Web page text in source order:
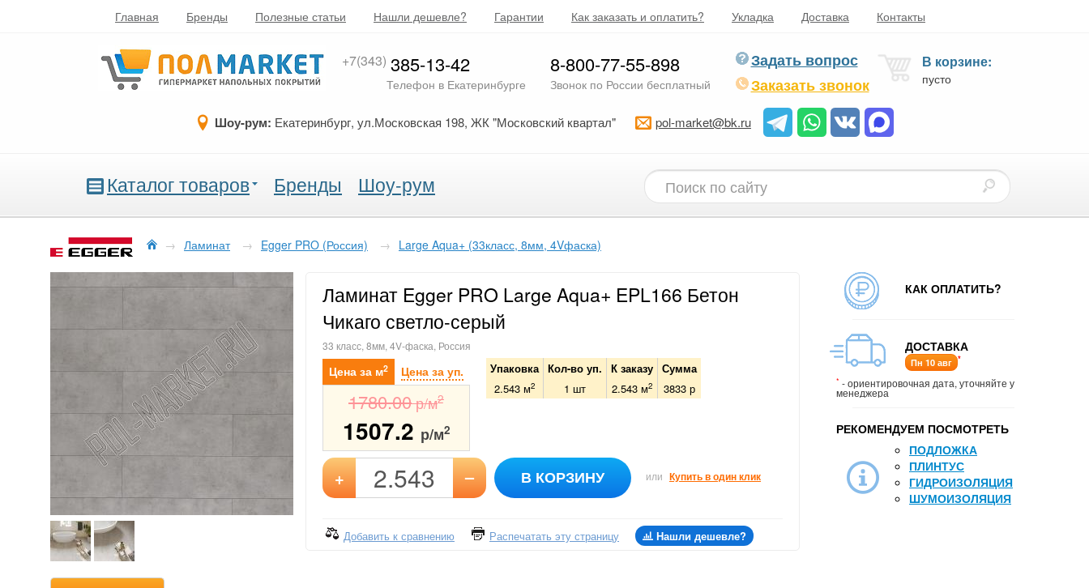
Главная Бренды Полезные статьи Нашли дешевле? Гарантии Как заказать и оплатить? Укладка Доставка Контакты
+7(343) 385-13-42
Телефон в Екатеринбурге
8-800-77-55-898
Звонок по России бесплатный
Задать вопрос
Заказать звонок
В корзине:
пусто
Шоу-рум: Екатеринбург, ул.Московская 198, ЖК "Московский квартал" pol-market@bk.ru
Каталог товаров Бренды Шоу-рум
→ Ламинат → Egger PRO (Россия) → Large Aqua+ (33класс, 8мм, 4Vфаска)
Ламинат Egger PRO Large Aqua+ EPL166 Бетон
Чикаго светло-серый
33 класс, 8мм, 4V-фаска, Россия
Цена за м2 Цена за уп.
1780.00р/м2
1507.2 р/м2
Упаковка Кол-во уп. К заказу Сумма
2.543 м2 1 шт 2.543 м2 3833 р
+ – В КОРЗИНУ или Купить в один клик
Добавить к сравнению Распечатать эту страницу Нашли дешевле?
КАК ОПЛАТИТЬ?
ДОСТАВКА
Пн 10 авг *
* - ориентировочная дата, уточняйте у
менеджера
РЕКОМЕНДУЕМ ПОСМОТРЕТЬ
ПОДЛОЖКА
ПЛИНТУС
ГИДРОИЗОЛЯЦИЯ
ШУМОИЗОЛЯЦИЯ